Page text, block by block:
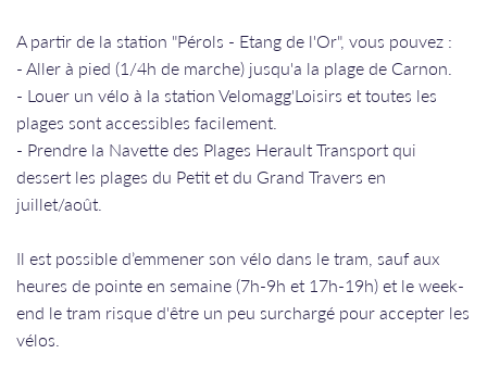
A partir de la station "Pérols - Etang de l'Or", vous pouvez :
- Aller à pied (1/4h de marche) jusqu'a la plage de Carnon.
- Louer un vélo à la station Velomagg'Loisirs et toutes les
plages sont accessibles facilement.
- Prendre la Navette des Plages Herault Transport qui
dessert les plages du Petit et du Grand Travers en
juillet/août.
Il est possible d’emmener son vélo dans le tram, sauf aux
heures de pointe en semaine (7h-9h et 17h-19h) et le week-
end le tram risque d'être un peu surchargé pour accepter les
vélos.